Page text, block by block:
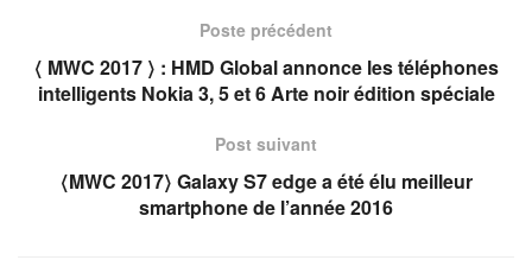
Poste précédent
〈 MWC 2017 〉 : HMD Global annonce les téléphones
intelligents Nokia 3, 5 et 6 Arte noir édition spéciale
Post suivant
〈MWC 2017〉 Galaxy S7 edge a été élu meilleur
smartphone de l’année 2016